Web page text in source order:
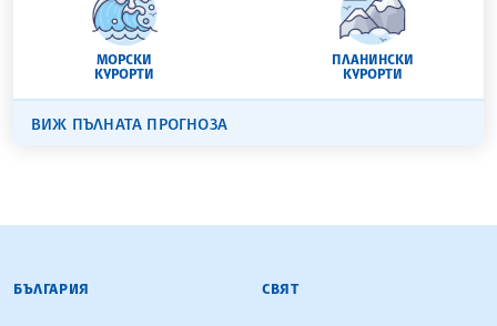
МОРСКИ
КУРОРТИ
ПЛАНИНСКИ
КУРОРТИ
ВИЖ ПЪЛНАТА ПРОГНОЗА
БЪЛГАРСКА ТЕЛЕГРАФНА АГЕНЦИЯ
БЪЛГАРИЯ СВЯТ